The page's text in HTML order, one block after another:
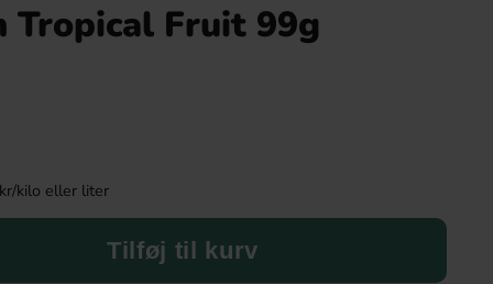
Tropical Fruit 99g
kilo eller liter
Tilføj til kurv